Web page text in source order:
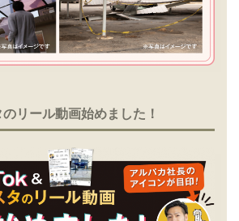
リール動画始めました！